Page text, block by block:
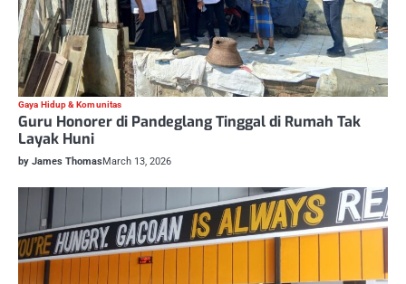
Gaya Hidup & Komunitas
Guru Honorer di Pandeglang Tinggal di Rumah Tak
Layak Huni
by James ThomasMarch 13, 2026